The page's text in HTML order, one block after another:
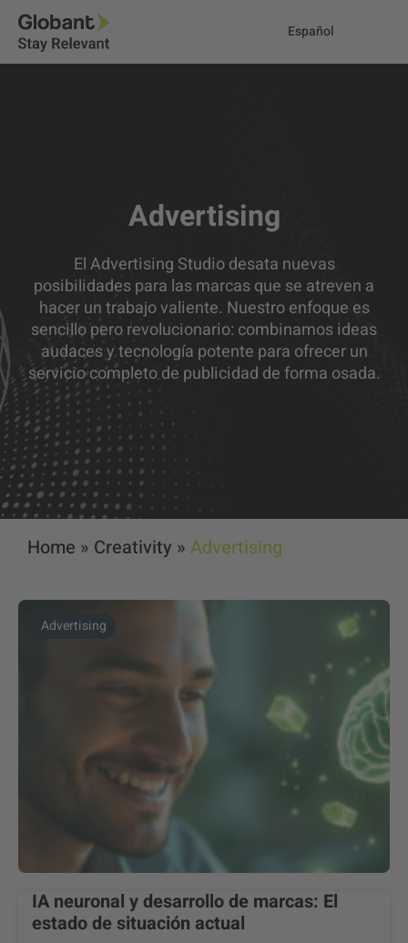
Español
Advertising
El Advertising Studio desata nuevas
posibilidades para las marcas que se atreven a
hacer un trabajo valiente. Nuestro enfoque es
sencillo pero revolucionario: combinamos ideas
audaces y tecnología potente para ofrecer un
servicio completo de publicidad de forma osada.
Home » Creativity » Advertising
Advertising
IA neuronal y desarrollo de marcas: El
estado de situación actual